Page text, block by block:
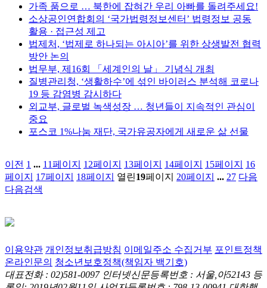
가족 품으로 … 북한에 잡혀간 우리 아빠를 돌려주세요!
소상공인연합회의 ‘국가법령정보센터’ 법령정보 공동
활용 · 접근성 제고
법제처, ‘법제로 하나되는 아시아’를 위한 상생발전 협력
방안 논의
법무부, 제16회 「세계인의 날」 기념식 개최
질병관리청, ‘생활하수’에 섞인 바이러스 분석해 코로나
19 등 감염병 감시하다
외교부, 글로벌 녹색성장 … 청년들이 지속적인 관심이
중요
포스코 1%나눔 재단, 국가유공자에게 새로운 삶 선물
이전 1 ... 11페이지 12페이지 13페이지 14페이지 15페이지
16
페이지
17페이지 18페이지 열린19페이지 20페이지 ... 27 다음
다음검색
이용약관 개인정보취급방침 이메일주소 수집거부 포인트정책
온라인문의 청소년보호정책(책임자 백기호)
대표전화 : 02)581-0097 인터넷신문등록번호 : 서울,아52143 등